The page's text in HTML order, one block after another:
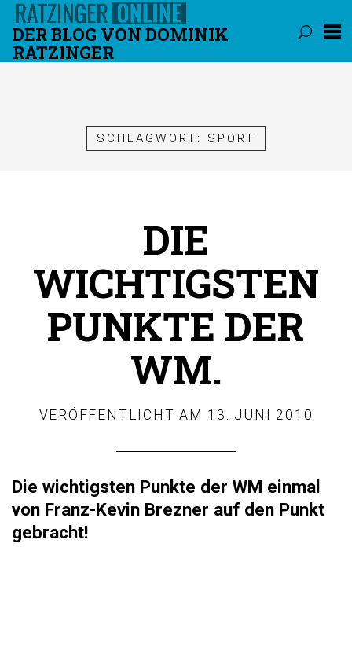
DER BLOG VON DOMINIK
RATZINGER
SCHLAGWORT: SPORT
DIE
WICHTIGSTEN
PUNKTE DER
WM.
VERÖFFENTLICHT AM 13. JUNI 2010
Die wichtigsten Punkte der WM einmal
von Franz-Kevin Brezner auf den Punkt
gebracht!